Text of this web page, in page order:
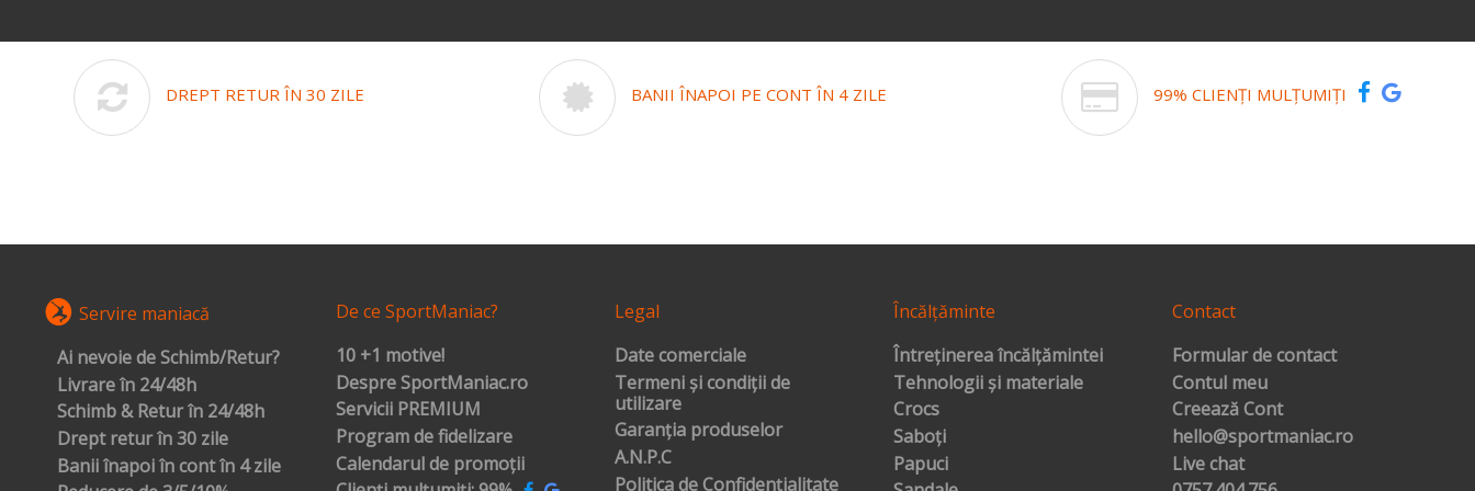
DREPT RETUR ÎN 30 ZILE BANII ÎNAPOI PE CONT ÎN 4 ZILE 99% CLIENȚI MULȚUMIȚI
Servire maniacă
Ai nevoie de Schimb/Retur?
Livrare în 24/48h
Schimb & Retur în 24/48h
Drept retur în 30 zile
Banii înapoi în cont în 4 zile
De ce SportManiac?
10 +1 motive!
Despre SportManiac.ro
Servicii PREMIUM
Program de fidelizare
Calendarul de promoții
Legal
Date comerciale
Termeni și condiții de
utilizare
Garanția produselor
A.N.P.C
Politica de Confidențialitate
Încălțăminte
Întreținerea încălțămintei
Tehnologii și materiale
Crocs
Saboți
Papuci
Contact
Formular de contact
Contul meu
Creează Cont
hello@sportmaniac.ro
Live chat